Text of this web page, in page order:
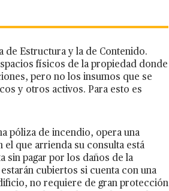
de Estructura y la de Contenido.
físicos de la propiedad donde
pero no los insumos que se
y otros activos. Para esto es
póliza de incendio, opera una
que arrienda su consulta está
sin pagar por los daños de la
cubiertos si cuenta con una
no requiere de gran protección